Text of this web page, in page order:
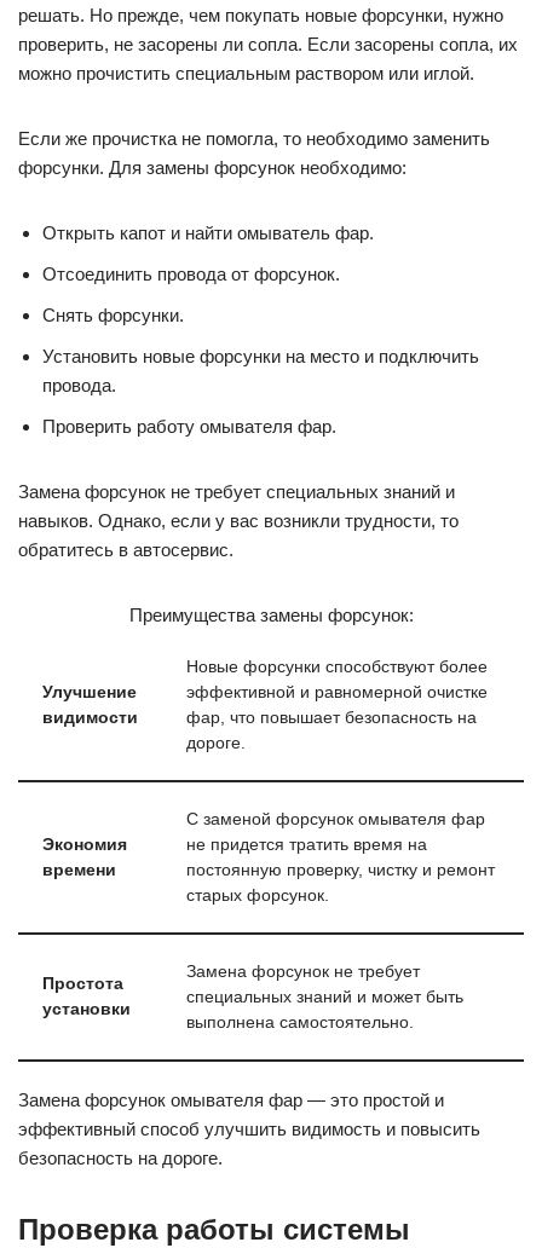
решать. Но прежде, чем покупать новые форсунки, нужно
проверить, не засорены ли сопла. Если засорены сопла, их
можно прочистить специальным раствором или иглой.
Если же прочистка не помогла, то необходимо заменить
форсунки. Для замены форсунок необходимо:
Открыть капот и найти омыватель фар.
Отсоединить провода от форсунок.
Снять форсунки.
Установить новые форсунки на место и подключить
провода.
Проверить работу омывателя фар.
Замена форсунок не требует специальных знаний и
навыков. Однако, если у вас возникли трудности, то
обратитесь в автосервис.
Преимущества замены форсунок:
Улучшение
видимости
Новые форсунки способствуют более
эффективной и равномерной очистке
фар, что повышает безопасность на
дороге.
Экономия
времени
С заменой форсунок омывателя фар
не придется тратить время на
постоянную проверку, чистку и ремонт
старых форсунок.
Простота
установки
Замена форсунок не требует
специальных знаний и может быть
выполнена самостоятельно.
Замена форсунок омывателя фар — это простой и
эффективный способ улучшить видимость и повысить
безопасность на дороге.
Проверка работы системы